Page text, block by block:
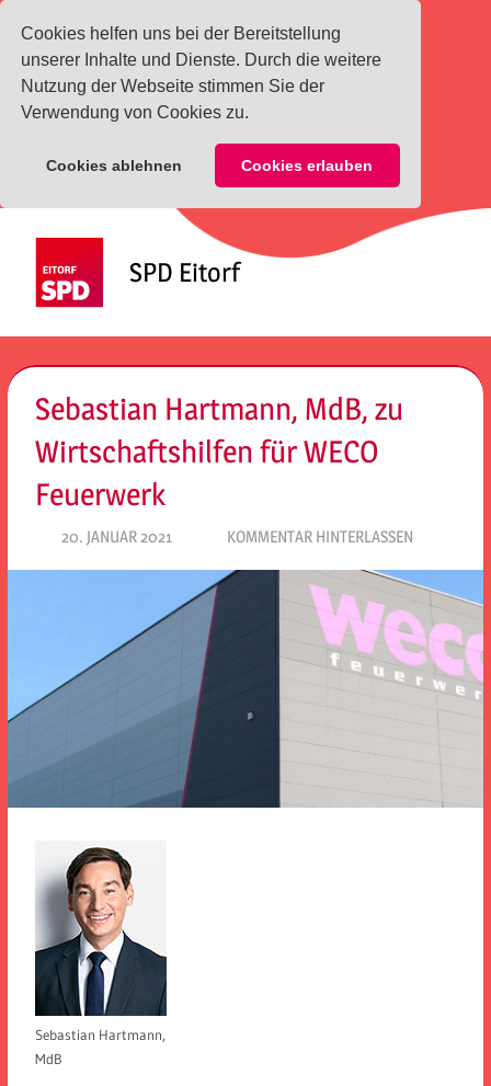
Cookies helfen uns bei der Bereitstellung
unserer Inhalte und Dienste. Durch die weitere
Nutzung der Webseite stimmen Sie der
Verwendung von Cookies zu.
Cookies ablehnen Cookies erlauben
springen
SPD Eitorf
Sebastian Hartmann, MdB, zu
Wirtschaftshilfen für WECO
Feuerwerk
20. JANUAR 2021 SPD EITORF
KOMMENTAR HINTERLASSEN
Sebastian Hartmann,
MdB